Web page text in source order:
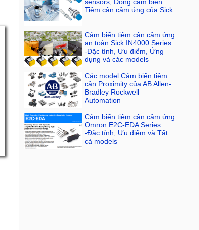
sensors, Dòng cảm biến
Tiệm cận cảm ứng của Sick
Cảm biến tiệm cận cảm ứng
an toàn Sick IN4000 Series
-Đặc tính, Ưu điểm, Ứng
dụng và các models
Các model Cảm biến tiệm
cận Proximity của AB Allen-
Bradley Rockwell
Automation
Cảm biến tiệm cận cảm ứng
Omron E2C-EDA Series
-Đặc tính, Ưu điểm và Tất
cả models